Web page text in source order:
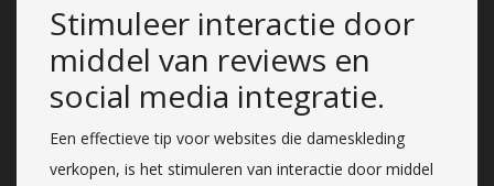
Stimuleer interactie door
middel van reviews en
social media integratie.
Een effectieve tip voor websites die dameskleding
verkopen, is het stimuleren van interactie door middel